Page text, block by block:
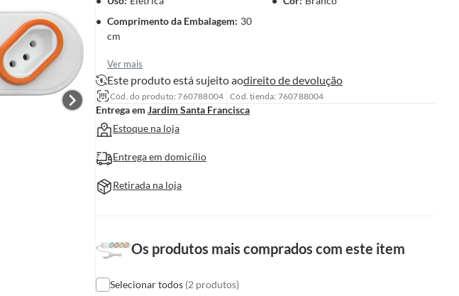
Comprimento da Embalagem: 30
cm
Ver mais
Este produto está sujeito aodireito de devolução
Cód. do produto: 760788004 Cód. tienda: 760788004
Entrega em Jardim Santa Francisca
Estoque na loja
Entrega em domicílio
Retirada na loja
Os produtos mais comprados com este item
Selecionar todos (2 produtos)